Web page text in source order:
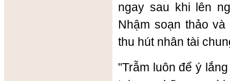
ngay sau khi lên
Nhậm soạn thảo
thu hút nhân tài
"Trẫm luôn để ý